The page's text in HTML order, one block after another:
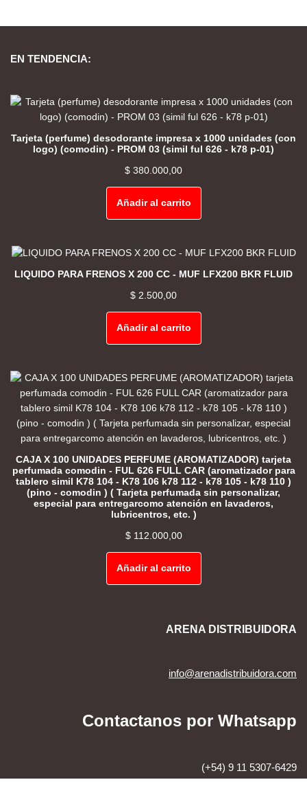
EN TENDENCIA:
Tarjeta (perfume) desodorante impresa x 1000 unidades (con
logo) (comodin) - PROM 03 (simil ful 626 - k78 p-01)
$ 380.000,00
Añadir al carrito
LIQUIDO PARA FRENOS X 200 CC - MUF LFX200 BKR FLUID
$ 2.500,00
Añadir al carrito
CAJA X 100 UNIDADES PERFUME (AROMATIZADOR) tarjeta
perfumada comodin - FUL 626 FULL CAR (aromatizador para
tablero simil K78 104 - K78 106 k78 112 - k78 105 - k78 110 )
(pino - comodin ) ( Tarjeta perfumada sin personalizar,
especial para entregarcomo atención en lavaderos,
lubricentros, etc. )
$112.000,00
Añadir al carrito
ARENA DISTRIBUIDORA
info@arenadistribuidora.com
Contactanos por Whatsapp
(+54) 9 11 5307-6429